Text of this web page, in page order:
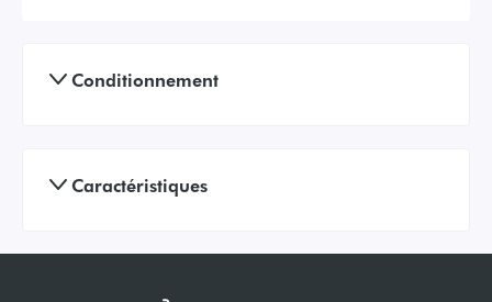
Conditionnement
Caractéristiques